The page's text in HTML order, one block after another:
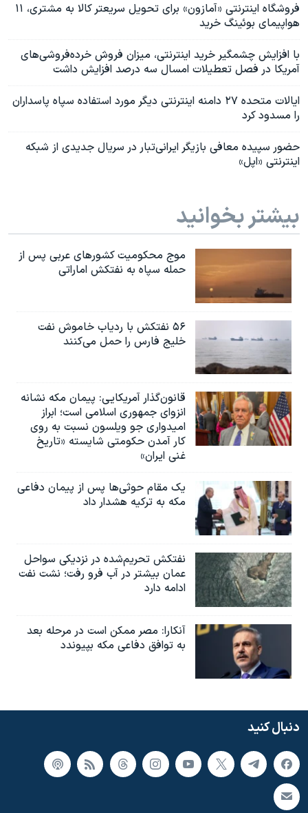
فروشگاه اینترنتی «آمازون» برای تحویل سریعتر کالا به مشتری، ۱۱
هواپیمای بوئینگ خرید
با افزایش چشمگیر خرید اینترنتی، میزان فروش خرده‌فروشی‌های
آمریکا در فصل تعطیلات امسال سه درصد افزایش داشت
ایالات متحده ۲۷ دامنه اینترنتی دیگر مورد استفاده سپاه پاسداران
را مسدود کرد
حضور سپیده معافی بازیگر ایرانی‌تبار در سریال جدیدی از شبکه
اینترنتی «اپل»
بیشتر بخوانید
موج محکومیت کشورهای عربی پس از
حمله سپاه به نفتکش اماراتی
۵۶ نفتکش با ردیاب خاموش نفت
خلیج فارس را حمل می‌کنند
قانون‌گذار آمریکایی: پیمان مکه نشانه
انزوای جمهوری اسلامی است؛ ابراز
امیدواری جو ویلسون نسبت به روی
کار آمدن حکومتی شایسته «تاریخ
غنی ایران»
یک مقام حوثی‌ها پس از پیمان دفاعی
مکه به ترکیه هشدار داد
نفتکش تحریم‌شده در نزدیکی سواحل
عمان بیشتر در آب فرو رفت؛ نشت نفت
ادامه دارد
آنکارا: مصر ممکن است در مرحله بعد
به توافق دفاعی مکه بپیوندد
دنبال کنید